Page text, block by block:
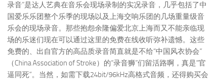
录音”是达人艺典在音乐会现场录制的实况录音，几乎包括了中
国爱乐乐团整个乐季的现场以及上海交响乐团的几场重量级音
乐会的现场录音。那些抱怨余隆偏爱北京上海而又不能亲临现
场的乐迷们现在可以通过这里的免费在线收听弥补遗憾。这些
免费的、出自官方的高品质录音简直就是不给“中国风衣协会”
（China Association of Stroke）的“录音狮”们留活路啊，真是“官
逼同死”。当然，如需下载24bit/96kHz高格式音频，还得购买会